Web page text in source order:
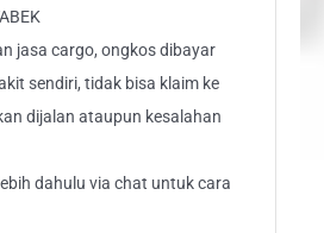
jasa cargo, ongkos dibayar
sendiri, tidak bisa klaim ke
dijalan ataupun kesalahan
dahulu via chat untuk cara